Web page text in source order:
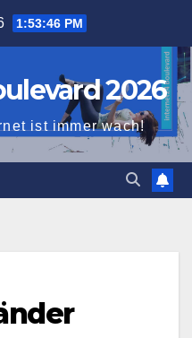
1:53:47 PM
2026
ist immer wach!